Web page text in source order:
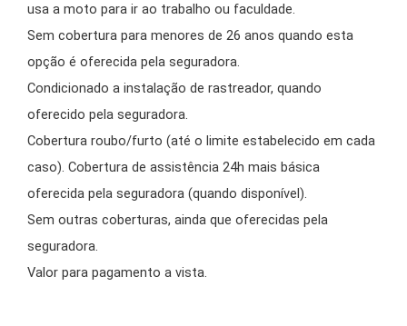
usa a moto para ir ao trabalho ou faculdade.
Sem cobertura para menores de 26 anos quando esta
opção é oferecida pela seguradora.
Condicionado a instalação de rastreador, quando
oferecido pela seguradora.
Cobertura roubo/furto (até o limite estabelecido em cada
caso). Cobertura de assistência 24h mais básica
oferecida pela seguradora (quando disponível).
Sem outras coberturas, ainda que oferecidas pela
seguradora.
Valor para pagamento a vista.